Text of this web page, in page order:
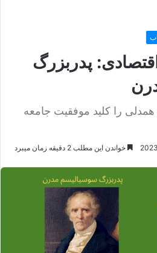
اقتصادی: پدربزرگ
را کلید موفقیت جامعه
خواندن این مطلب 2 دقیقه زمان میبرد